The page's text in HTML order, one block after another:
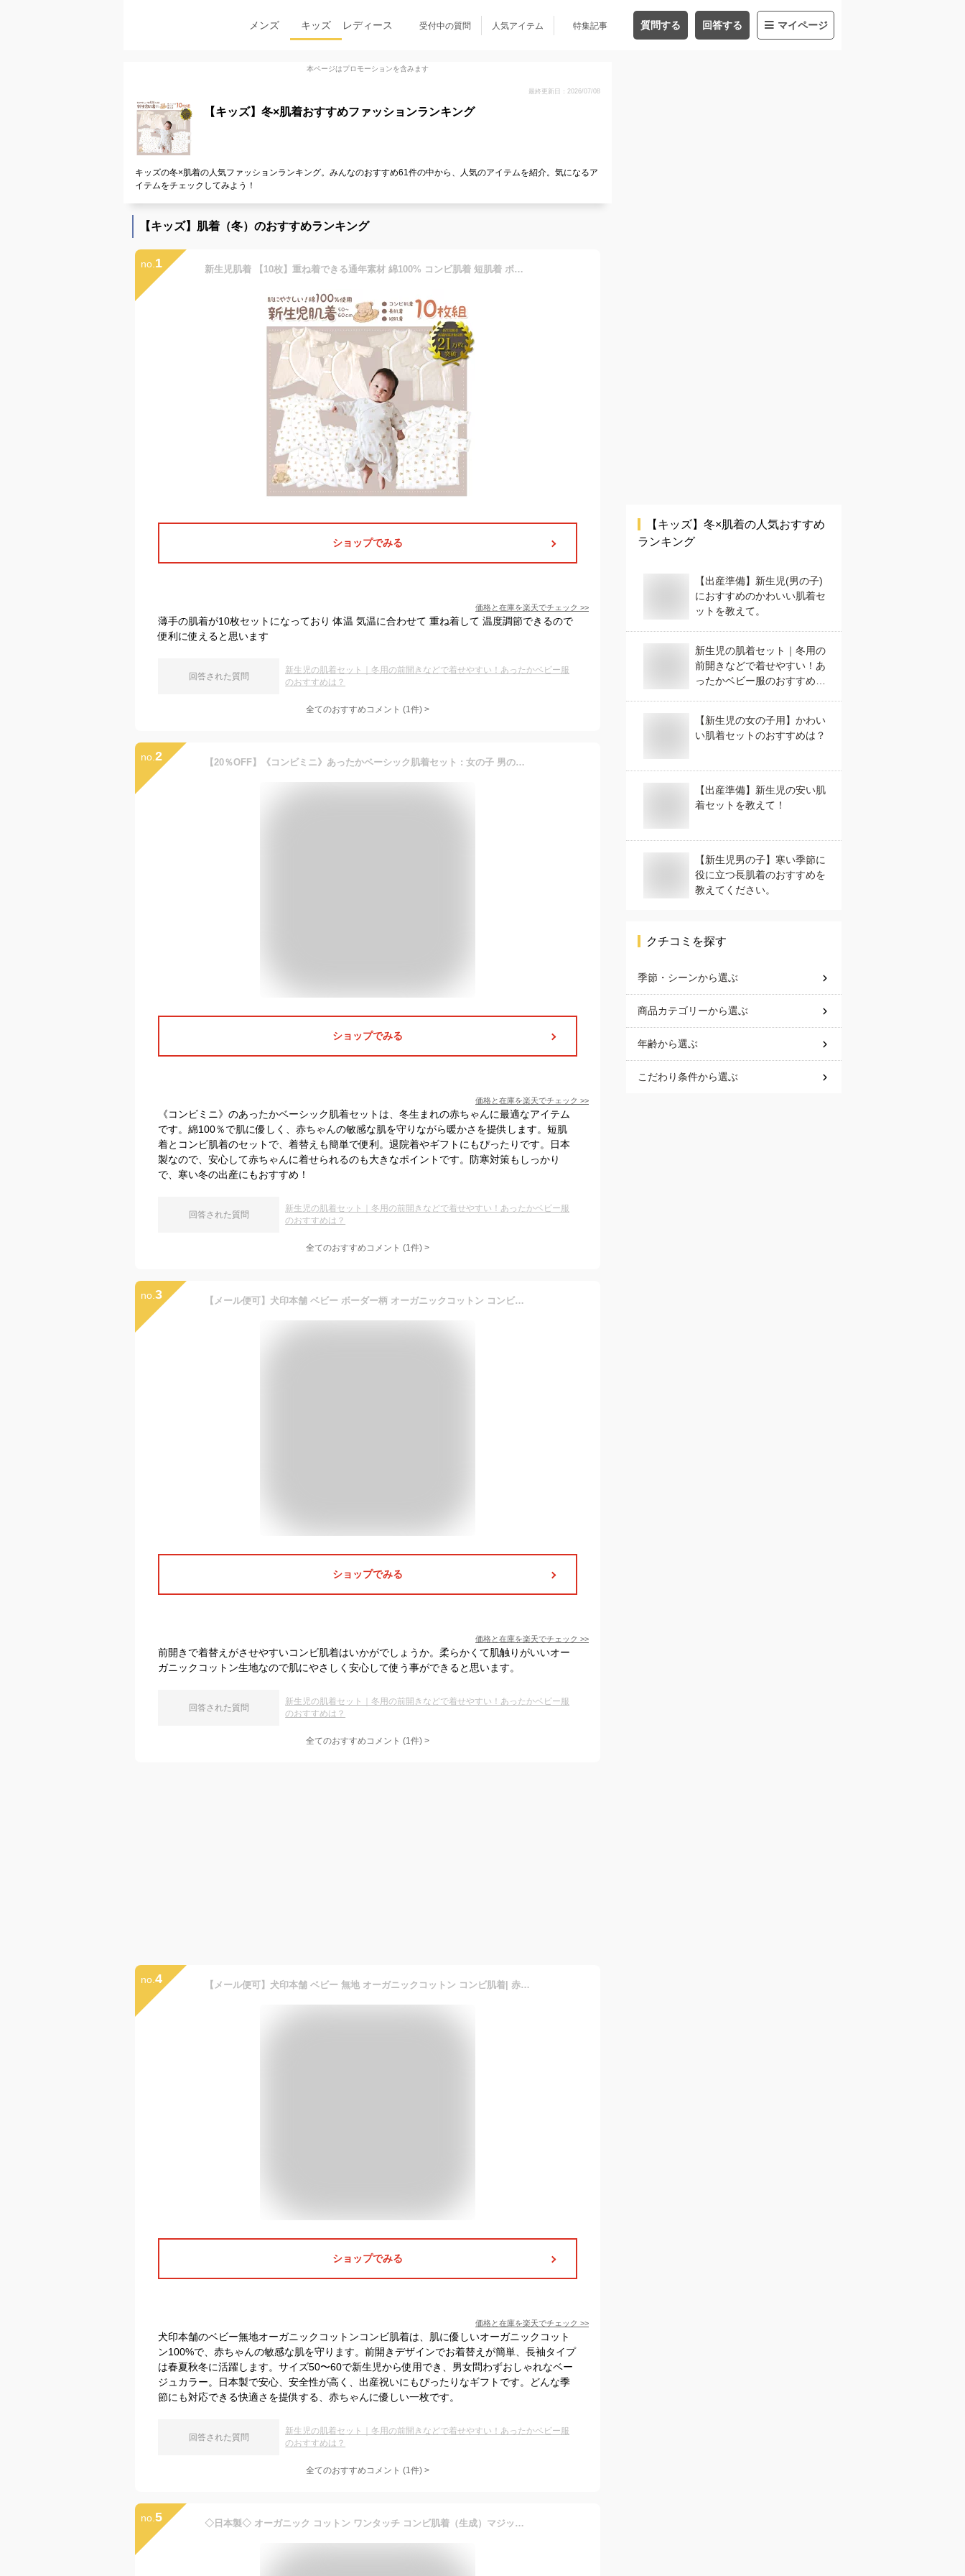
メンズ キッズ レディース 受付中の質問 人気アイテム 特集記事 質問する 回答する マイページ
本ページはプロモーションを含みます
最終更新日：2026/07/08
【キッズ】冬×肌着おすすめファッションランキング
キッズの冬×肌着の人気ファッションランキング。みんなのおすすめ61件の中から、人気のアイテムを紹介。気になるア
イテムをチェックしてみよう！
【キッズ】肌着（冬）のおすすめランキング
no. 1 新生児肌着 【10枚】重ね着できる通年素材 綿100% コンビ肌着 短肌着 ボタン ワンタッチ ベビー 肌着 セット 冬生まれ 春 夏 秋 紐 赤ちゃん ベビー 肌着セット 出産 祝い プレゼント 男の子 女の子 ユニセックス 50 60 くま マタニティ インナー 新生児 服 の店 magenta
ショップでみる
価格と在庫を楽天でチェック >>
薄手の肌着が10枚セットになっており 体温 気温に合わせて 重ね着して 温度調節できるので
便利に使えると思います
回答された質問
新生児の肌着セット｜冬用の前開きなどで着せやすい！あったかベビー服
のおすすめは？
全てのおすすめコメント (1件) >
no. 2 【20％OFF】《コンビミニ》あったかベーシック肌着セット : 女の子 男の子 50cm 60cm | 秋冬 秋生まれ 冬生まれ 短肌着 コンビ肌着 新生児肌着 ピンク ブルー 綿 100％ ギフト 防寒 子供 新生児 服 肌着セット 乳児 子供服 退院 退院着 エアーニット【プレゼント】
ショップでみる
価格と在庫を楽天でチェック >>
《コンビミニ》のあったかベーシック肌着セットは、冬生まれの赤ちゃんに最適なアイテム
です。綿100％で肌に優しく、赤ちゃんの敏感な肌を守りながら暖かさを提供します。短肌
着とコンビ肌着のセットで、着替えも簡単で便利。退院着やギフトにもぴったりです。日本
製なので、安心して赤ちゃんに着せられるのも大きなポイントです。防寒対策もしっかり
で、寒い冬の出産にもおすすめ！
回答された質問
新生児の肌着セット｜冬用の前開きなどで着せやすい！あったかベビー服
のおすすめは？
全てのおすすめコメント (1件) >
no. 3 【メール便可】犬印本舗 ベビー ボーダー柄 オーガニックコットン コンビ肌着 | 赤ちゃん 新生児 肌着 下着 前開き 50 60 長袖 ベージュ ボーダー 綿100 綿 男の子 女の子 日本製 春 夏 秋 冬 ベビー服 ベビー用品 ベビーウェア 出産祝い スナップボタン コットン ベビー肌着
ショップでみる
価格と在庫を楽天でチェック >>
前開きで着替えがさせやすいコンビ肌着はいかがでしょうか。柔らかくて肌触りがいいオー
ガニックコットン生地なので肌にやさしく安心して使う事ができると思います。
回答された質問
新生児の肌着セット｜冬用の前開きなどで着せやすい！あったかベビー服
のおすすめは？
全てのおすすめコメント (1件) >
no. 4 【メール便可】犬印本舗 ベビー 無地 オーガニックコットン コンビ肌着| 赤ちゃん 新生児 肌着 下着 前開き 50 60 長袖 ベージュ 綿100 綿 スナップ 男の子 女の子 日本製 春 夏 秋 冬 ベビー服 ベビー用品 ベビーウェア 出産祝い ギフト スナップボタン コットン ベビー肌着
ショップでみる
価格と在庫を楽天でチェック >>
犬印本舗のベビー無地オーガニックコットンコンビ肌着は、肌に優しいオーガニックコット
ン100%で、赤ちゃんの敏感な肌を守ります。前開きデザインでお着替えが簡単、長袖タイプ
は春夏秋冬に活躍します。サイズ50〜60で新生児から使用でき、男女問わずおしゃれなベー
ジュカラー。日本製で安心、安全性が高く、出産祝いにもぴったりなギフトです。どんな季
節にも対応できる快適さを提供する、赤ちゃんに優しい一枚です。
回答された質問
新生児の肌着セット｜冬用の前開きなどで着せやすい！あったかベビー服
のおすすめは？
全てのおすすめコメント (1件) >
no. 5 ◇日本製◇ オーガニック コットン ワンタッチ コンビ肌着（生成）マジックテープタイプ フェルトくまちゃん 新生児 サイズ 50-60cm 綿100％ オールシーズン 春 夏 秋 冬 ベビー 赤ちゃん 服 肌着 下着 男の子 女の子 オーガニックコットン スムース
【キッズ】 冬×肌着の人気おすすめ
ランキング
【出産準備】新生児(男の子)
におすすめのかわいい肌着セ
ットを教えて。
新生児の肌着セット｜冬用の
前開きなどで着せやすい！あ
ったかベビー服のおすすめ
【新生児の女の子用】かわい
い肌着セットのおすすめは？
【出産準備】新生児の安い肌
着セットを教えて！
【新生児男の子】寒い季節に
役に立つ長肌着のおすすめを
教えてください。
クチコミを探す
季節・シーンから選ぶ
商品カテゴリーから選ぶ
年齢から選ぶ
こだわり条件から選ぶ